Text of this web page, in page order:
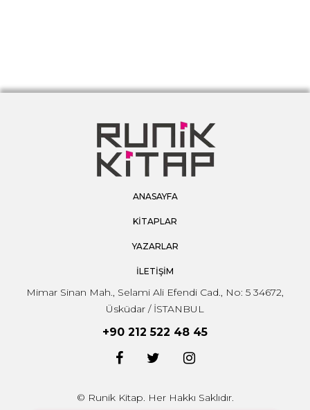
ANASAYFA
KİTAPLAR
YAZARLAR
İLETİŞİM
Mimar Sinan Mah., Selami Ali Efendi Cad., No: 5 34672,
Üsküdar / İSTANBUL
+90 212 522 48 45
© Runik Kitap. Her Hakkı Saklıdır.